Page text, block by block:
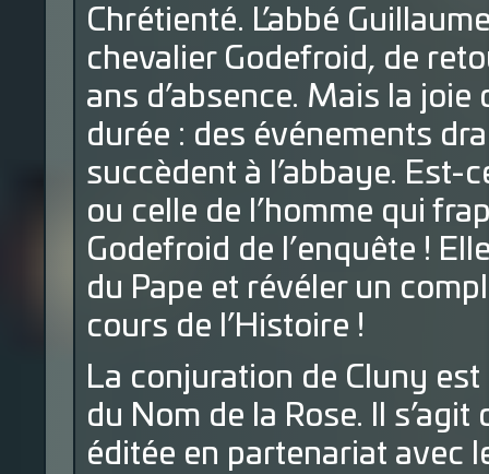
Chrétienté. L’abbé
chevalier Godefroid, de
ans d’absence. Mais la
durée : des événements
succèdent à l’abbaye. Est-
ou celle de l’homme qui
Godefroid de l’enquête !
du Pape et révéler un
cours de l’Histoire !
La conjuration de Cluny
du Nom de la Rose. Il
éditée en partenariat avec